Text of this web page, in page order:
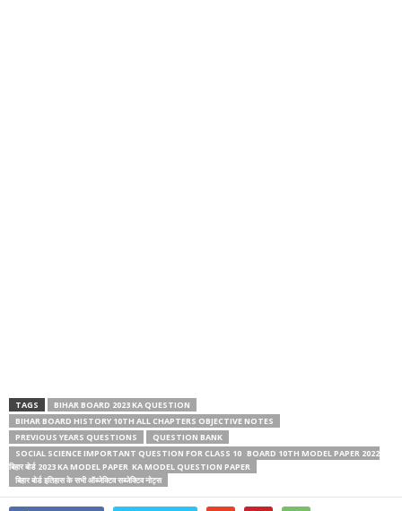
TAGS
BIHAR BOARD 2023 KA QUESTION
BIHAR BOARD HISTORY 10TH ALL CHAPTERS OBJECTIVE NOTES
PREVIOUS YEARS QUESTIONS
QUESTION BANK
SOCIAL SCIENCE IMPORTANT QUESTION FOR CLASS 10 BOARD 10TH MODEL PAPER 2022
बिहार बोर्ड 2023 KA MODEL PAPER KA MODEL QUESTION PAPER
बिहार बोर्ड इतिहास के सभी ऑब्जेक्टिव सब्जेक्टिव नोट्स